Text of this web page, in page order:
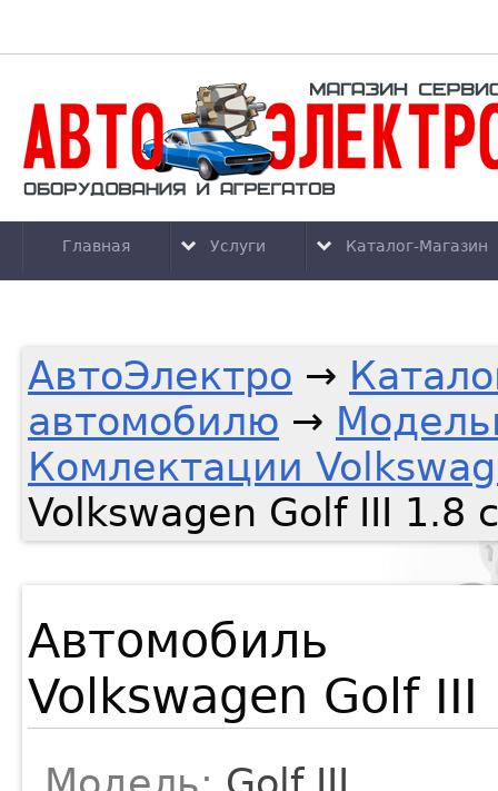
Главная Услуги Каталог-Магазин
АвтоЭлектро →
автомобилю →
Комлектации
Volkswagen Golf III 1.8
Автомобиль
Volkswagen Golf III